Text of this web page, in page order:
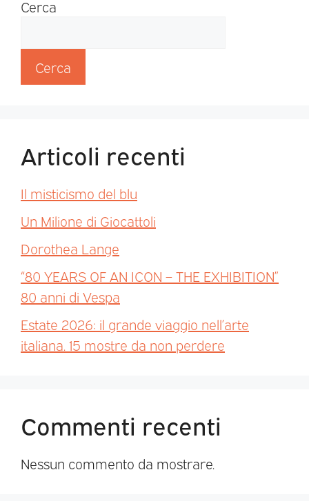
Cerca
Cerca
Articoli recenti
Il misticismo del blu
Un Milione di Giocattoli
Dorothea Lange
“80 YEARS OF AN ICON – THE EXHIBITION”
80 anni di Vespa
Estate 2026: il grande viaggio nell’arte
italiana. 15 mostre da non perdere
Commenti recenti
Nessun commento da mostrare.